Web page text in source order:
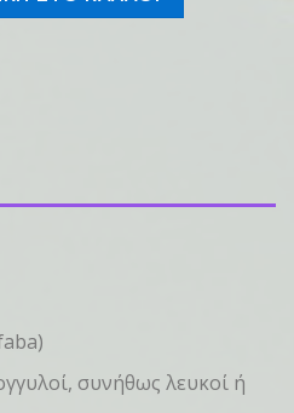
συνήθως λευκοί ή